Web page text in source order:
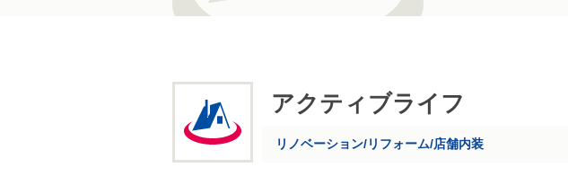
アクティブライフ
リノベーション/リフォーム/店舗内装